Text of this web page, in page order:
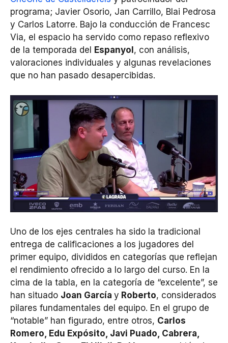
programa; Javier Osorio, Jan Carrillo, Blai Pedrosa
y Carlos Latorre. Bajo la conducción de Francesc
Via, el espacio ha servido como repaso reflexivo
de la temporada del
Espanyol , con análisis,
valoraciones individuales y algunas revelaciones
que no han pasado desapercibidas.
Uno de los ejes centrales ha sido la tradicional
entrega de calificaciones a los jugadores del
primer equipo, divididos en categorías que reflejan
el rendimiento ofrecido a lo largo del curso. En la
cima de la tabla, en la categoría de “excelente”, se
han situado Joan García y Roberto, considerados
pilares fundamentales del equipo. En el grupo de
“notable” han figurado, entre otros, Carlos
Romero, Edu Expósito, Javi Puado, Cabrera,